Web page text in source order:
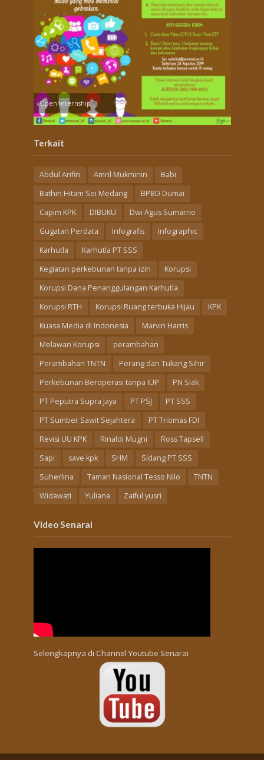
Open Internship
Terkait
Abdul Arifin Amril Mukminin
Babi
Bathin Hitam Sei Medang
BPBD Dumai
Capim KPK
DIBUKU
Dwi Agus Sumarno
Gugatan Perdata
Infografis
Infographic
Karhutla
Karhutla PT SSS
Kegiatan perkebunan tanpa izin
Korupsi
Korupsi Dana Penanggulangan Karhutla
Korupsi RTH
Korupsi Ruang terbuka Hijau
KPK
Kuasa Media di Indonesia
Marvin Harris
Melawan Korupsi
perambahan
Perambahan TNTN
Perang dan Tukang Sihir
Perkebunan Beroperasi tanpa IUP
PN Siak
PT Peputra Supra Jaya
PT PSJ
PT SSS
PT Sumber Sawit Sejahtera
PT Triomas FDI
Revisi UU KPK
Rinaldi Mugni
Ross Tapsell
Sapi
save kpk SHM
Sidang PT SSS
Suherlina
Taman Nasional Tesso Nilo
TNTN
Widawati
Yuliana Zaiful yusri
Video Senarai
Selengkapnya di Channel Youtube Senarai